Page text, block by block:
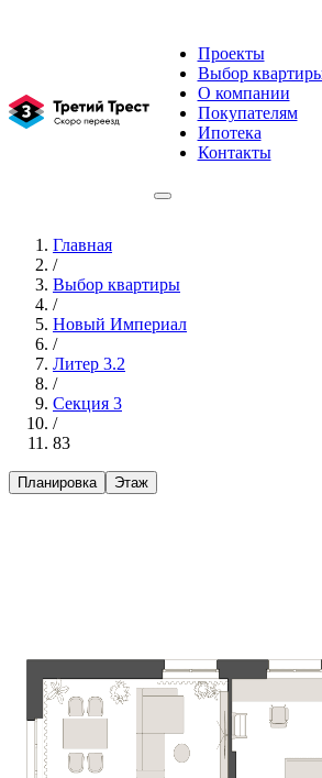
Проекты
Выбор
О компании
Покупателям
Ипотека
Контакты
Главная
/
Выбор квартиры
/
Новый Империал
/
Литер 3.2
/
Секция 3
/
83
Планировка Этаж